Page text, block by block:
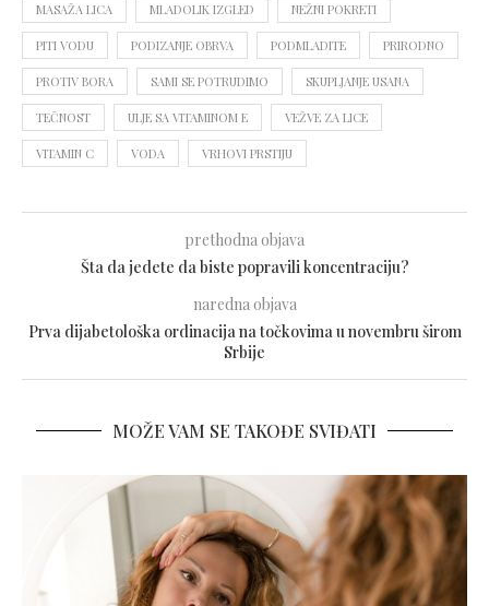
MASAŽA LICA MLADOLIK IZGLED NEŽNI POKRETI
PITI VODU PODIZANJE OBRVA PODMLADITE PRIRODNO
PROTIV BORA SAMI SE POTRUDIMO SKUPLJANJE USANA
TEČNOST ULJE SA VITAMINOM E VEŽVE ZA LICE
VITAMIN C VODA VRHOVI PRSTIJU
prethodna objava
Šta da jedete da biste popravili koncentraciju?
naredna objava
Prva dijabetološka ordinacija na točkovima u novembru širom
Srbije
MOŽE VAM SE TAKOĐE SVIĐATI